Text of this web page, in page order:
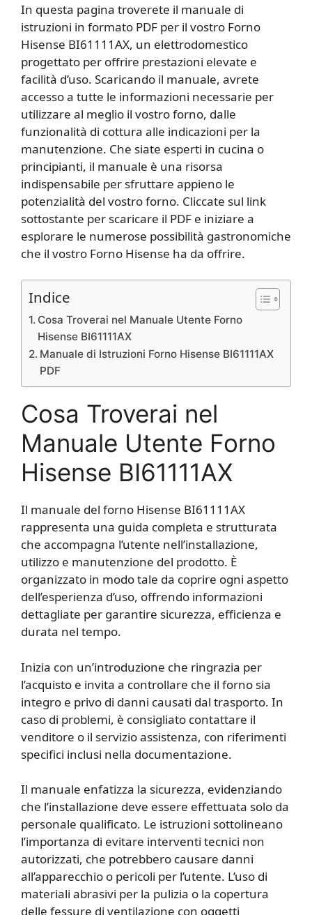
In questa pagina troverete il manuale di
istruzioni in formato PDF per il vostro Forno
Hisense BI61111AX, un elettrodomestico
progettato per offrire prestazioni elevate e
facilità d’uso. Scaricando il manuale, avrete
accesso a tutte le informazioni necessarie per
utilizzare al meglio il vostro forno, dalle
funzionalità di cottura alle indicazioni per la
manutenzione. Che siate esperti in cucina o
principianti, il manuale è una risorsa
indispensabile per sfruttare appieno le
potenzialità del vostro forno. Cliccate sul link
sottostante per scaricare il PDF e iniziare a
esplorare le numerose possibilità gastronomiche
che il vostro Forno Hisense ha da offrire.
Indice
Cosa Troverai nel Manuale Utente Forno
Hisense BI61111AX
Manuale di Istruzioni Forno Hisense BI61111AX
PDF
Cosa Troverai nel
Manuale Utente Forno
Hisense BI61111AX
Il manuale del forno Hisense BI61111AX
rappresenta una guida completa e strutturata
che accompagna l’utente nell’installazione,
utilizzo e manutenzione del prodotto. È
organizzato in modo tale da coprire ogni aspetto
dell’esperienza d’uso, offrendo informazioni
dettagliate per garantire sicurezza, efficienza e
durata nel tempo.
Inizia con un’introduzione che ringrazia per
l’acquisto e invita a controllare che il forno sia
integro e privo di danni causati dal trasporto. In
caso di problemi, è consigliato contattare il
venditore o il servizio assistenza, con riferimenti
specifici inclusi nella documentazione.
Il manuale enfatizza la sicurezza, evidenziando
che l’installazione deve essere effettuata solo da
personale qualificato. Le istruzioni sottolineano
l’importanza di evitare interventi tecnici non
autorizzati, che potrebbero causare danni
all’apparecchio o pericoli per l’utente. L’uso di
materiali abrasivi per la pulizia o la copertura
delle fessure di ventilazione con oggetti